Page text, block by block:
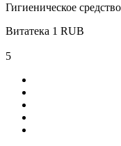
Гигиеническое
Витатека 1 RUB
5